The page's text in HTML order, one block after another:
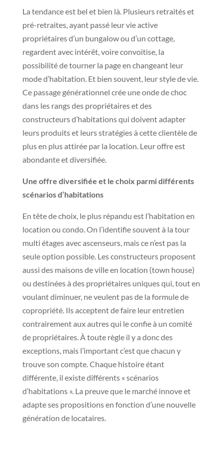
La tendance est bel et bien là. Plusieurs retraités et
pré-retraites, ayant passé leur vie active
propriétaires d’un bungalow ou d’un cottage,
regardent avec intérêt, voire convoitise, la
possibilité de tourner la page en changeant leur
mode d’habitation. Et bien souvent, leur style de vie.
Ce passage générationnel crée une onde de choc
dans les rangs des propriétaires et des
constructeurs d’habitations qui doivent adapter
leurs produits et leurs stratégies à cette clientèle de
plus en plus attirée par la location. Leur offre est
abondante et diversifiée.
Une offre diversifiée et le choix parmi différents
scénarios d’habitations
En tête de choix, le plus répandu est l’habitation en
location ou condo. On l’identifie souvent à la tour
multi étages avec ascenseurs, mais ce n’est pas la
seule option possible. Les constructeurs proposent
aussi des maisons de ville en location (town house)
ou destinées à des propriétaires uniques qui, tout en
voulant diminuer, ne veulent pas de la formule de
copropriété. Ils acceptent de faire leur entretien
contrairement aux autres qui le confie à un comité
de propriétaires. À toute règle il y a donc des
exceptions, mais l’important c’est que chacun y
trouve son compte. Chaque histoire étant
différente, il existe différents « scénarios
d’habitations ». La preuve que le marché innove et
adapte ses propositions en fonction d’une nouvelle
génération de locataires.